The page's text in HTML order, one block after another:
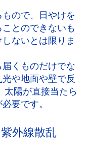
ので、日やけを
とのできないも
ないとは限りま
くものだけでな
や地面や壁で反
太陽が直接当たら
要です。
外線散乱